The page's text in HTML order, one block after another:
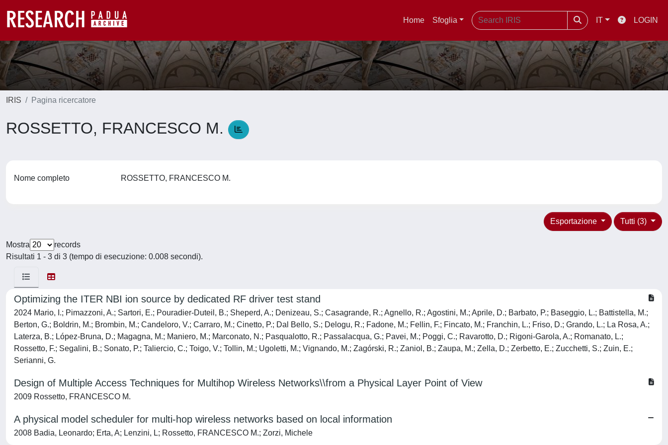
Home Sfoglia IT LOGIN
IRIS Pagina ricercatore
ROSSETTO, FRANCESCO M.
Nome completo ROSSETTO, FRANCESCO M.
Tutti (3)
Esportazione
Mostra
records
Risultati 1 - 3 di 3 (tempo di esecuzione: 0.008 secondi).
Optimizing the ITER NBI ion source by dedicated RF driver test stand
2024 Mario, I.; Pimazzoni, A.; Sartori, E.; Pouradier-Duteil, B.; Sheperd, A.; Denizeau, S.; Casagrande, R.; Agnello, R.; Agostini, M.; Aprile, D.; Barbato, P.; Baseggio, L.; Battistella, M.;
Berton, G.; Boldrin, M.; Brombin, M.; Candeloro, V.; Carraro, M.; Cinetto, P.; Dal Bello, S.; Delogu, R.; Fadone, M.; Fellin, F.; Fincato, M.; Franchin, L.; Friso, D.; Grando, L.; La Rosa, A.;
Laterza, B.; López-Bruna, D.; Magagna, M.; Maniero, M.; Marconato, N.; Pasqualotto, R.; Passalacqua, G.; Pavei, M.; Poggi, C.; Ravarotto, D.; Rigoni-Garola, A.; Romanato, L.;
Rossetto, F.; Segalini, B.; Sonato, P.; Taliercio, C.; Toigo, V.; Tollin, M.; Ugoletti, M.; Vignando, M.; Zagórski, R.; Zaniol, B.; Zaupa, M.; Zella, D.; Zerbetto, E.; Zucchetti, S.; Zuin, E.;
Serianni, G.
Design of Multiple Access Techniques for Multihop Wireless Networks\\from a Physical Layer Point of View
2009 Rossetto, FRANCESCO M.
A physical model scheduler for multi-hop wireless networks based on local information
2008 Badia, Leonardo; Erta, A; Lenzini, L; Rossetto, FRANCESCO M.; Zorzi, Michele